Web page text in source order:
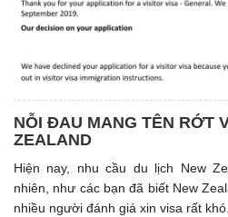
NỖI ĐAU MANG TÊN RỚT
ZEALAND
Hiện nay, nhu cầu du lịch New
nhiên, như các bạn đã biết New
nhiều người đánh giá xin visa rất